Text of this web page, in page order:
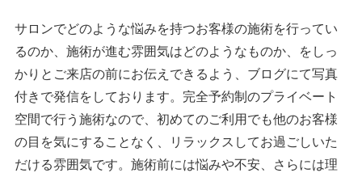
サロンでどのような悩みを持つお客様の施術を行ってい
るのか、施術が進む雰囲気はどのようなものか、をしっ
かりとご来店の前にお伝えできるよう、ブログにて写真
付きで発信をしております。完全予約制のプライベート
空間で行う施術なので、初めてのご利用でも他のお客様
の目を気にすることなく、リラックスしてお過ごしいた
だける雰囲気です。施術前には悩みや不安、さらには理